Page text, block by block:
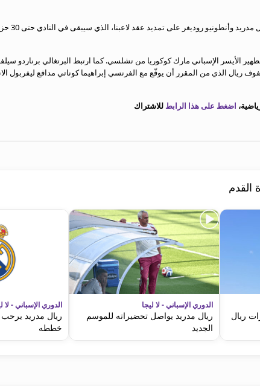
وقال النادي الملكي
الأيسر الإسباني مارك كوكوريا من تشلسي. كما ارتبط البرتغالي برناردو
ريال الذي من المقرر أن يوقّع مع الفرنسي إبراهيما كوناتي مدافع ليفربول
اضغط على هذا الرابط للاشتراك
القدم
ريال
الدوري الإسباني - لا ليجا
ريال مدريد يواصل تحضيراته للموسم
الجديد
الدوري الإسباني - لا
ريال مدريد يرحب
خططه